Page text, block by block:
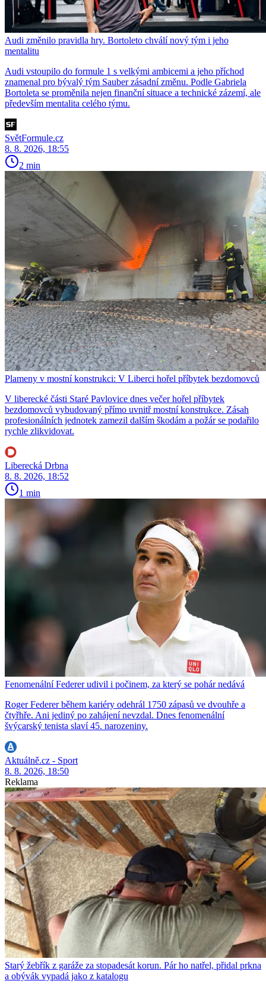
Audi změnilo pravidla hry. Bortoleto chválí nový tým i jeho
mentalitu
Audi vstoupilo do formule 1 s velkými ambicemi a jeho příchod
znamenal pro bývalý tým Sauber zásadní změnu. Podle Gabriela
Bortoleta se proměnila nejen finanční situace a technické zázemí, ale
především mentalita celého týmu.
SvětFormule.cz
8. 8. 2026, 18:55
2 min
Plameny v mostní konstrukci: V Liberci hořel příbytek bezdomovců
V liberecké části Staré Pavlovice dnes večer hořel příbytek
bezdomovců vybudovaný přímo uvnitř mostní konstrukce. Zásah
profesionálních jednotek zamezil dalším škodám a požár se podařilo
rychle zlikvidovat.
Liberecká Drbna
8. 8. 2026, 18:52
1 min
Fenomenální Federer udivil i počinem, za který se pohár nedává
Roger Federer během kariéry odehrál 1750 zápasů ve dvouhře a
čtyřhře. Ani jediný po zahájení nevzdal. Dnes fenomenální
švýcarský tenista slaví 45. narozeniny.
Aktuálně.cz - Sport
8. 8. 2026, 18:50
Reklama
Starý žebřík z garáže za stopadesát korun. Pár ho natřel, přidal prkna
a obývák vypadá jako z katalogu